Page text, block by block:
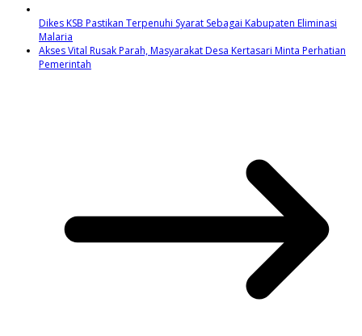
Dikes KSB Pastikan Terpenuhi Syarat Sebagai Kabupaten Eliminasi
Malaria
Akses Vital Rusak Parah, Masyarakat Desa Kertasari Minta Perhatian
Pemerintah